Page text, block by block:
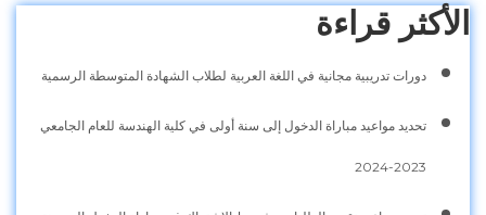
الأكثر قراءة
دورات تدريبية مجانية في اللغة العربية لطلاب الشهادة المتوسطة الرسمية
تحديد مواعيد مباراة الدخول إلى سنة أولى في كلية الهندسة للعام الجامعي
2023-2024